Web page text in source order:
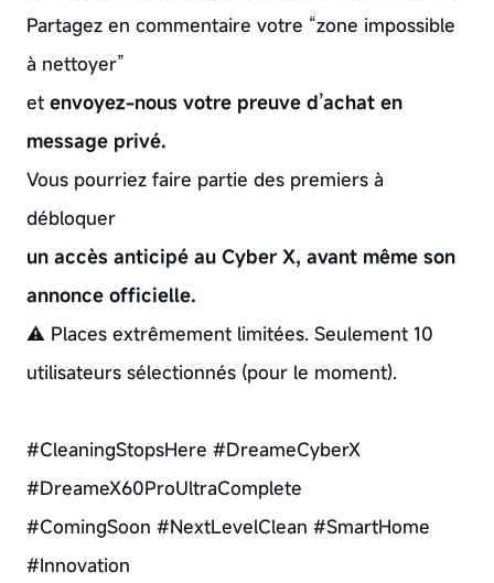
Partagez en commentaire votre “zone impossible
à nettoyer”
et envoyez-nous votre preuve d’achat en
message privé.
Vous pourriez faire partie des premiers à
débloquer
un accès anticipé au Cyber X, avant même son
annonce officielle.
⚠️ Places extrêmement limitées. Seulement 10
utilisateurs sélectionnés (pour le moment).
#CleaningStopsHere #DreameCyberX
#DreameX60ProUltraComplete
#ComingSoon #NextLevelClean #SmartHome
#Innovation